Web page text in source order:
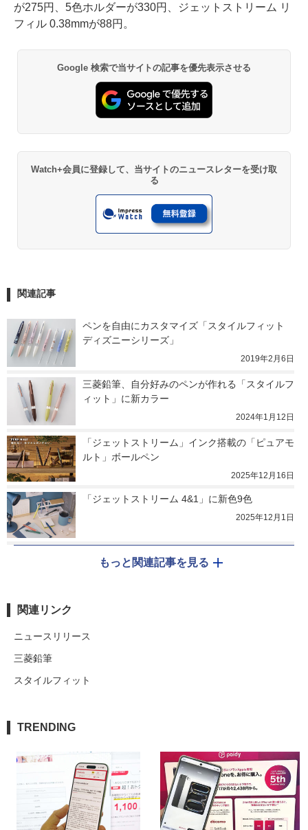
が275円、5色ホルダーが330円、ジェットストリーム リ
フィル 0.38mmが88円。
Google 検索で当サイトの記事を優先表示させる
Watch+会員に登録して、当サイトのニュースレターを受け取
る
関連記事
ペンを自由にカスタマイズ「スタイルフィット
ディズニーシリーズ」
2019年2月6日
三菱鉛筆、自分好みのペンが作れる「スタイルフ
ィット」に新カラー
2024年1月12日
「ジェットストリーム」インク搭載の「ピュアモ
ルト」ボールペン
2025年12月16日
「ジェットストリーム 4&1」に新色9色
2025年12月1日
もっと関連記事を見る
関連リンク
ニュースリリース
三菱鉛筆
スタイルフィット
TRENDING